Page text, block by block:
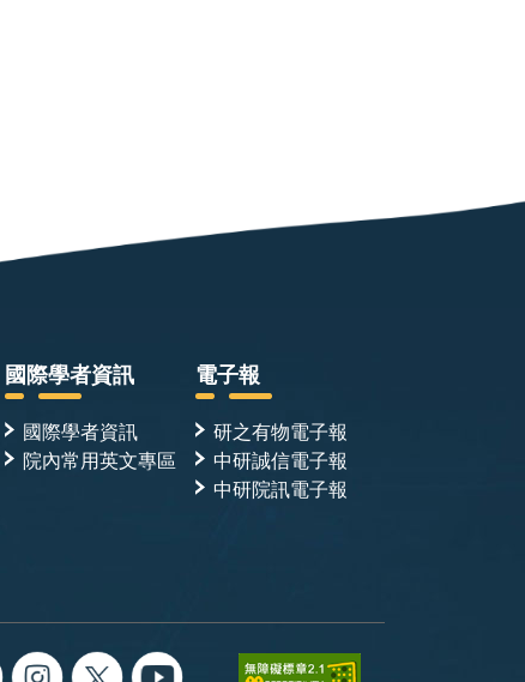
國際學者資訊
國際學者資訊
院內常用英文專區
電子報
研之有物電子報
中研誠信電子報
中研院訊電子報